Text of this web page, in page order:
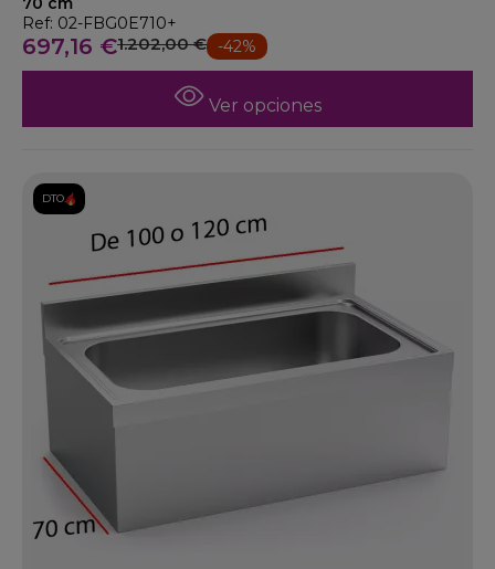
Ref: 02-FBG0E710+
697,16 €1.202,00 € -42%
Ver opciones
DTO.